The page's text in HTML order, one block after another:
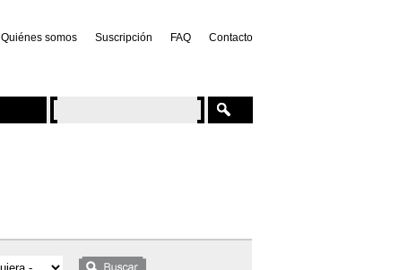
Quiénes somos Suscripción FAQ Contacto